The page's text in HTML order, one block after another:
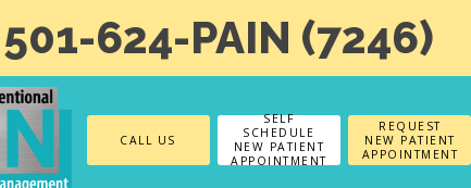
624-PAIN (7246)
CALL US
SELF
SCHEDULE
NEW PATIENT
APPOINTMENT
REQUEST
NEW PATIENT
APPOINTMENT